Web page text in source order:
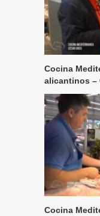
Cocina
alicantinos –
Cocina